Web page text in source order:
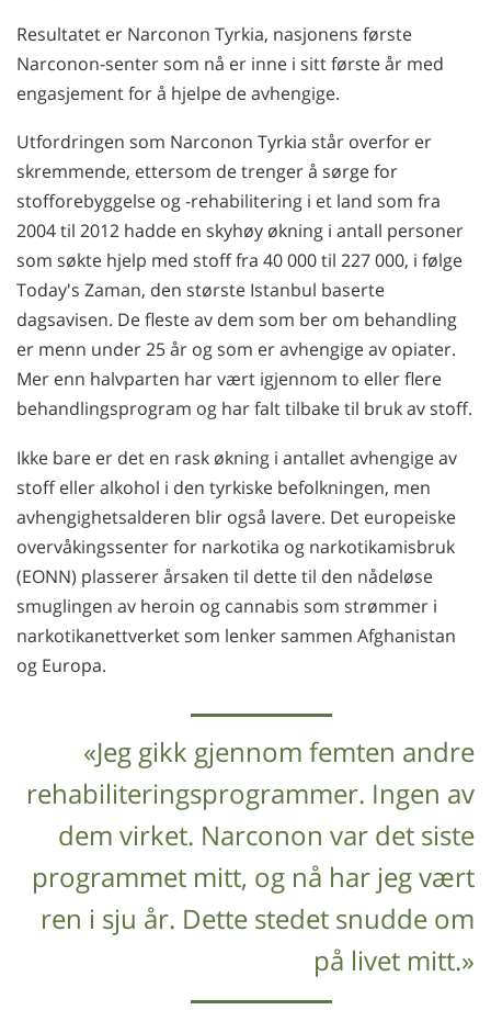
Resultatet er Narconon Tyrkia, nasjonens første
Narconon-senter som nå er inne i sitt første år med
engasjement for å hjelpe de avhengige.
Utfordringen som Narconon Tyrkia står overfor er
skremmende, ettersom de trenger å sørge for
stofforebyggelse og -rehabilitering i et land som fra
2004 til 2012 hadde en skyhøy økning i antall personer
som søkte hjelp med stoff fra 40 000 til 227 000, i følge
Today's Zaman, den største Istanbul baserte
dagsavisen. De fleste av dem som ber om behandling
er menn under 25 år og som er avhengige av opiater.
Mer enn halvparten har vært igjennom to eller flere
behandlingsprogram og har falt tilbake til bruk av stoff.
Ikke bare er det en rask økning i antallet avhengige av
stoff eller alkohol i den tyrkiske befolkningen, men
avhengighetsalderen blir også lavere. Det europeiske
overvåkingssenter for narkotika og narkotikamisbruk
(EONN) plasserer årsaken til dette til den nådeløse
smuglingen av heroin og cannabis som strømmer i
narkotikanettverket som lenker sammen Afghanistan
og Europa.
«Jeg gikk gjennom femten andre
rehabiliteringsprogrammer. Ingen av
dem virket. Narconon var det siste
programmet mitt, og nå har jeg vært
ren i sju år. Dette stedet snudde om
på livet mitt.»